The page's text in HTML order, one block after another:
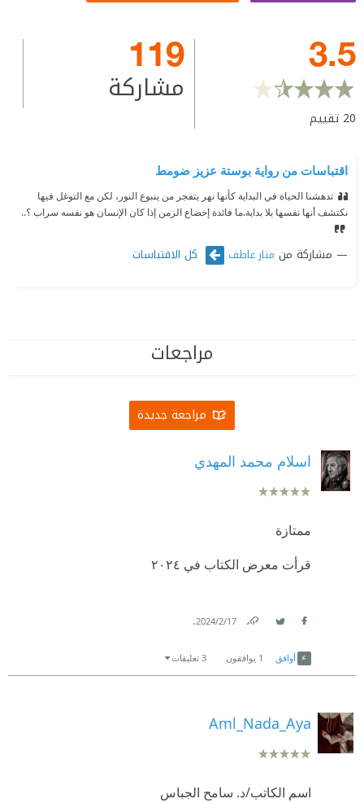
3.5
20 تقييم
119
مشاركة
اقتباسات من رواية بوستة عزيز ضومط
تدهشنا الحياة في البداية كأنها نهر يتفجر من ينبوع النور، لكن مع التوغل فيها
نكتشف أنها نفسها بلا بداية.ما فائدة إخضاع الزمن إذا كان الإنسان هو نفسه سراب ؟..
مشاركة من منار عاطف كل الاقتباسات
مراجعات
مراجعة جديدة
اسلام محمد المهدي
ممتازة
قرأت معرض الكتاب في ٢٠٢٤
17‏/2‏/2024
.
أوافق 1 يوافقون 3 تعليقات
Aml_Nada_Aya
اسم الكاتب/د. سامح الجباس